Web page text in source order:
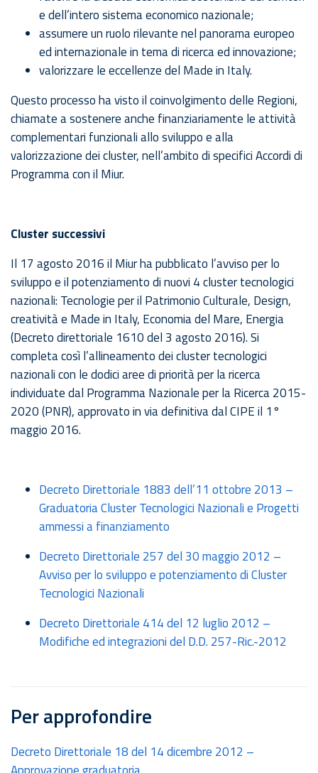
e dell’intero sistema economico nazionale;
assumere un ruolo rilevante nel panorama europeo
ed internazionale in tema di ricerca ed innovazione;
valorizzare le eccellenze del Made in Italy.
Questo processo ha visto il coinvolgimento delle Regioni,
chiamate a sostenere anche finanziariamente le attività
complementari funzionali allo sviluppo e alla
valorizzazione dei cluster, nell’ambito di specifici Accordi di
Programma con il Miur.
Cluster successivi
Il 17 agosto 2016 il Miur ha pubblicato l’avviso per lo
sviluppo e il potenziamento di nuovi 4 cluster tecnologici
nazionali: Tecnologie per il Patrimonio Culturale, Design,
creatività e Made in Italy, Economia del Mare, Energia
(Decreto direttoriale 1610 del 3 agosto 2016). Si
completa così l’allineamento dei cluster tecnologici
nazionali con le dodici aree di priorità per la ricerca
individuate dal Programma Nazionale per la Ricerca 2015-
2020 (PNR), approvato in via definitiva dal CIPE il 1°
maggio 2016.
Decreto Direttoriale 1883 dell’11 ottobre 2013 –
Graduatoria Cluster Tecnologici Nazionali e Progetti
ammessi a finanziamento
Decreto Direttoriale 257 del 30 maggio 2012 –
Avviso per lo sviluppo e potenziamento di Cluster
Tecnologici Nazionali
Decreto Direttoriale 414 del 12 luglio 2012 –
Modifiche ed integrazioni del D.D. 257-Ric.-2012
Per approfondire
Decreto Direttoriale 18 del 14 dicembre 2012 –